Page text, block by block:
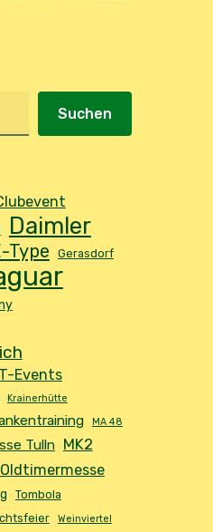
Suchen
Daimler
Type Gerasdorf
Events
Krainerhütte
MA 48
Tulln MK2
Oldtimermesse
Tombola
Weinviertel